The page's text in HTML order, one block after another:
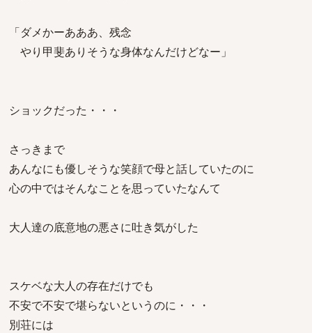
「ダメかーあああ、残念
やり甲斐ありそうな身体なんだけどなー」
ショックだった・・・
さっきまで
あんなにも優しそうな笑顔で母と話していたのに
心の中ではそんなことを思っていたなんて
大人達の底意地の悪さに吐き気がした
スケベな大人の存在だけでも
不安で不安で堪らないというのに・・・
別荘には